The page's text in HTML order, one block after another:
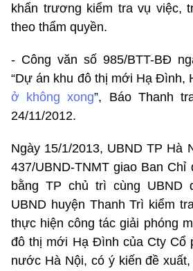
khẩn trương kiểm tra vụ việc,
theo thẩm quyền.
- Công văn số 985/BTT-BĐ
“Dự án khu đô thị mới Hạ Đình,
ở không xong”, Báo Thanh
24/11/2012.
Ngày 15/1/2013, UBND TP Hà
437/UBND-TNMT giao Ban Chỉ
bằng TP chủ trì cùng UBND
UBND huyện Thanh Trì kiểm
thực hiện công tác giải phóng
đô thị mới Hạ Đình của Cty Cổ
nước Hà Nội, có ý kiến đề